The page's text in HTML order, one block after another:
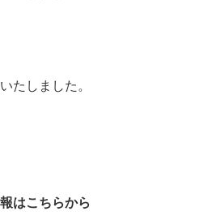
たしました。
はこちらから